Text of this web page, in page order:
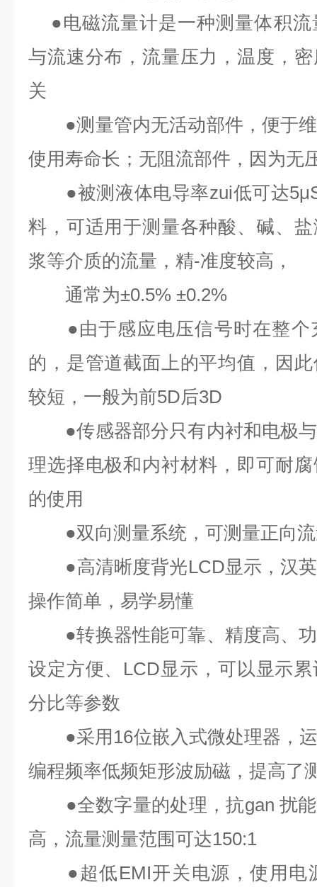
●电磁流量计是一种测量体积
与流速分布，流量压力，温度，
关
●测量管内无活动部件，便于
使用寿命长；无阻流部件，因为无
●被测液体电导率zui低可达
料，可适用于测量各种酸、碱、
浆等介质的流量，精-准度较高，
通常为±0.5% ±0.2%
●由于感应电压信号时在整
的，是管道截面上的平均值，因
较短，一般为前5D后3D
●传感器部分只有内衬和电极
理选择电极和内衬材料，即可耐
的使用
●双向测量系统，可测量正向
●高清晰度背光LCD显示，汉
操作简单，易学易懂
●转换器性能可靠、精度高、
设定方便、 LCD显示，可以显示
分比等参数
●采用 16位嵌入式微处理器，
编程频率低频矩形波励磁，提高了
●全数字量的处理，抗gan 扰能
高，流量测量范围可达150:1
●超低EMI开关电源，使用电